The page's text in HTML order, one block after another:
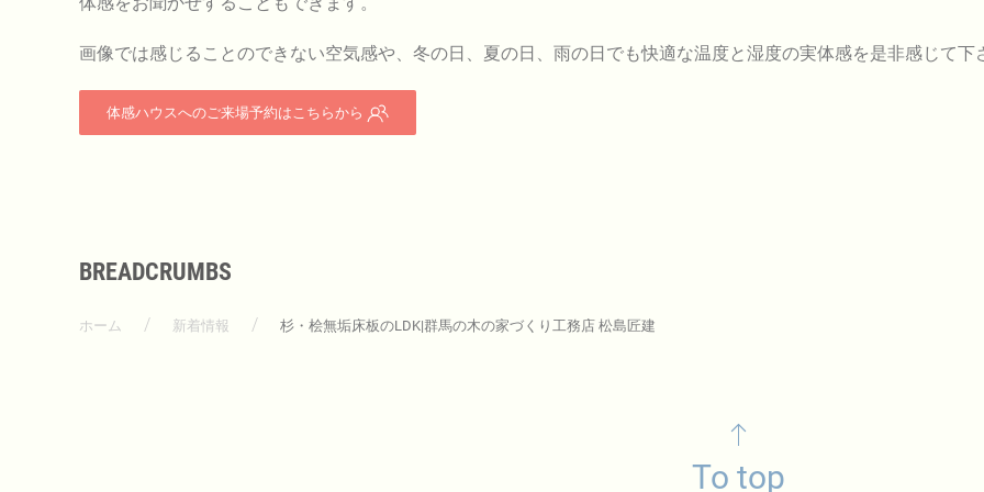
画像では感じることのできない空気感や、冬の日、夏の日、雨の日でも快適な温度と湿度の実体感を是非感じて下
体感ハウスへのご来場予約はこちらから
BREADCRUMBS
ホーム 新着情報 杉・桧無垢床板のLDK|群馬の木の家づくり工務店 松島匠建
To top